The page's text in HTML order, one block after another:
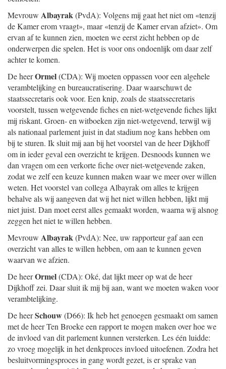
Mevrouw Albayrak(PvdA): Volgens mij gaat het niet om «tenzij
de Kamer erom vraagt», maar «tenzij de Kamer ervan afziet». Om
ervan af te kunnen zien, moeten we eerst zicht hebben op de
onderwerpen die spelen. Het is voor ons ondoenlijk om daar zelf
achter te komen.
De heerOrmel(CDA): Wij moeten oppassen voor een algehele
verambtelijking en bureaucratisering. Daar waarschuwt de
staatssecretaris ook voor. Een knip, zoals de staatssecretaris
voorstelt, tussen wetgevende fiches en niet-wetgevende fiches lijkt
mij riskant. Groen- en witboeken zijn niet-wetgevend, terwijl wij
als nationaal parlement juist in dat stadium nog kans hebben om
bij te sturen. Ik sluit mij aan bij het voorstel van de heer Dijkhoff
om in ieder geval een overzicht te krijgen. Desnoods kunnen we
dan vragen om een verkorte fiche over niet-wetgevende zaken,
zodat we zelf een keuze kunnen maken waar we meer over willen
weten. Het voorstel van collega Albayrak om alles te krijgen
behalve als wij aangeven dat wij het niet willen hebben, lijkt mij
niet juist. Dan moet eerst alles gemaakt worden, waarna wij alsnog
zeggen het niet te willen hebben.
Mevrouw Albayrak(PvdA): Nee, uw rapporteur gaf aan een
overzicht van alles te willen hebben, om aan te kunnen geven
waarvan we afzien.
De heerOrmel(CDA): Oké, dat lijkt meer op wat de heer
Dijkhoff zei. Daar sluit ik mij bij aan, want we moeten waken voor
verambtelijking.
De heerSchouw(D66): Ik heb het genoegen gesmaakt om samen
met de heer Ten Broeke een rapport te mogen maken over hoe we
de invloed van dit parlement kunnen versterken. Les één luidde:
zo vroeg mogelijk in het denkproces invloed uitoefenen. Zodra het
besluitvormingsproces in gang wordt gezet, is er sprake van